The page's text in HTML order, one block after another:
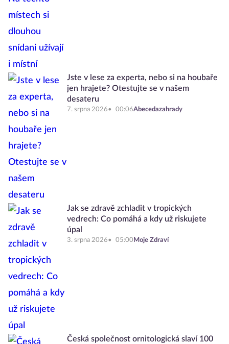
Jste v lese za experta, nebo si na houbaře
jen hrajete? Otestujte se v našem
desateru
7. srpna 2026 00:06Abecedazahrady
Jak se zdravě zchladit v tropických
vedrech: Co pomáhá a kdy už riskujete
úpal
3. srpna 2026 05:00 Moje Zdraví
Česká společnost ornitologická slaví 100